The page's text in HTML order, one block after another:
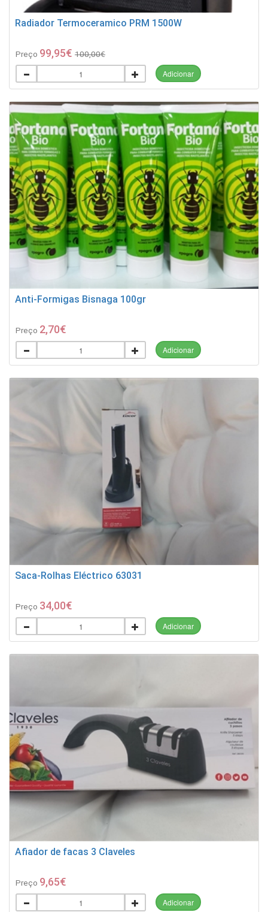
Radiador Termoceramico PRM 1500W
Preço 99,95€ 100,00€
Adicionar
Anti-Formigas Bisnaga 100gr
Preço 2,70€
Adicionar
Saca-Rolhas Eléctrico 63031
Preço 34,00€
Adicionar
Afiador de facas 3 Claveles
Preço 9,65€
Adicionar